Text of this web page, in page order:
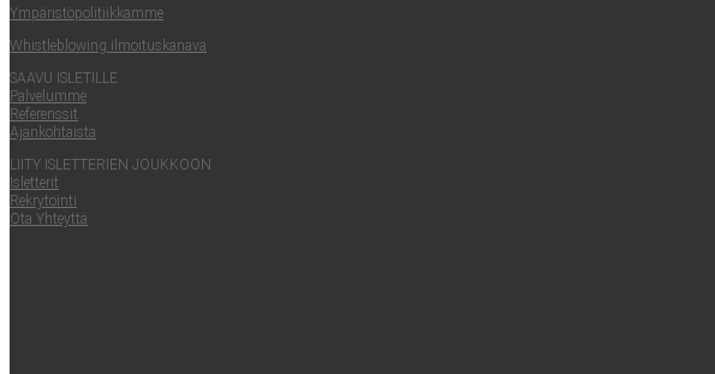
Ympä­ris­tö­po­li­tiik­kam­me
Whist­le­blowing ilmoituskanava
SAA­VU ISLETILLE
Pal­ve­lum­me
Refe­rens­sit
Ajan­koh­tais­ta
LII­TY ISLET­TE­RIEN JOUKKOON
Islet­te­rit
Rek­ry­toin­ti
Ota Yhteyt­tä